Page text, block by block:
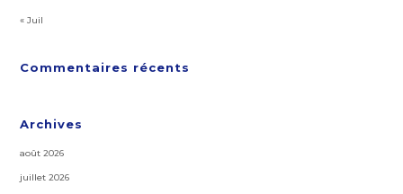
« Juil
Commentaires récents
Archives
août 2026
juillet 2026